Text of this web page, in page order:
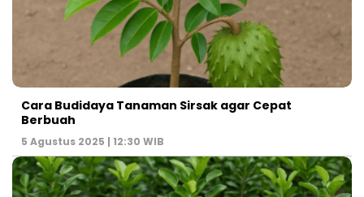
Cara Budidaya Tanaman Sirsak agar Cepat
Berbuah
5 Agustus 2025 | 12:30 WIB